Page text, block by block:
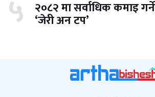
५ २०८२ मा सर्वाधिक कमाइ
‘जेरी अन टप’